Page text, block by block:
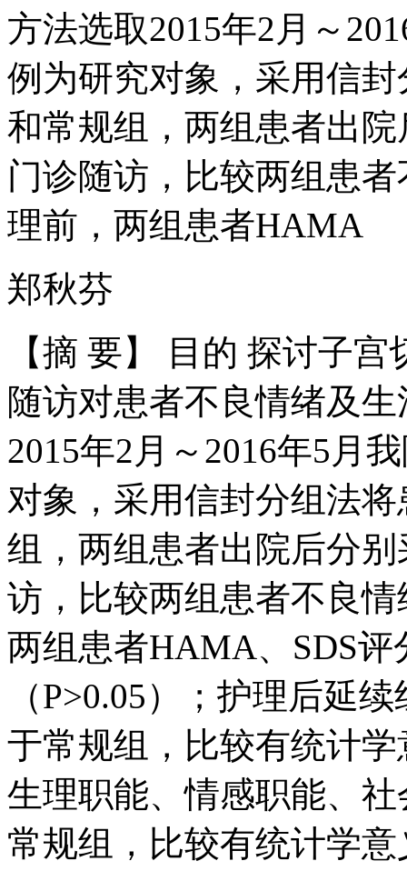
方法选取2015年2月～
例为研究对象，采用信
和常规组，两组患者出
门诊随访，比较两组患
理前，两组患者HAMA
郑秋芬
【摘 要】 目的 探讨子
随访对患者不良情绪及
2015年2月～2016年5月
对象，采用信封分组法
组，两组患者出院后分
访，比较两组患者不良
两组患者HAMA、SDS
（P>0.05）；护理后延
于常规组，比较有统计
生理职能、情感职能、
常规组，比较有统计学